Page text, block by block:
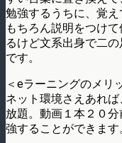
勉強するうちに、覚え
もちろん説明をつけ
るけど文系出身で二
です。
＜eラーニングのメリ
ネット環境さえあれ
放題。動画１本２０
強することができます